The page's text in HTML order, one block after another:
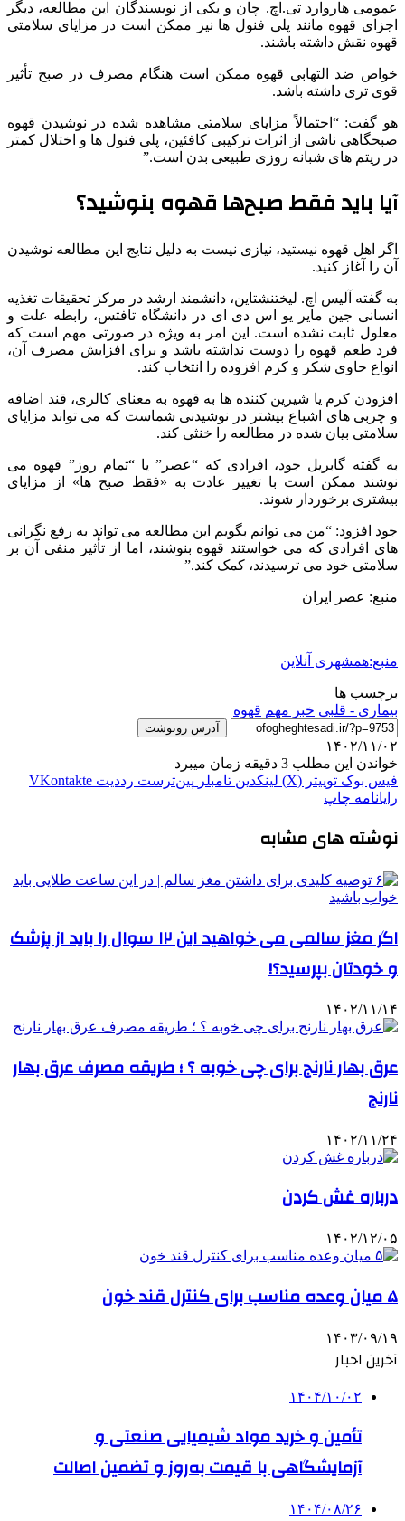
عمومی هاروارد تی.اچ. چان و یکی از نویسندگان این مطالعه، دیگر
اجزای قهوه مانند پلی فنول ها نیز ممکن است در مزایای سلامتی
قهوه نقش داشته باشند.
خواص ضد التهابی قهوه ممکن است هنگام مصرف در صبح تأثیر
قوی تری داشته باشد.
هو گفت: “احتمالاً مزایای سلامتی مشاهده شده در نوشیدن قهوه
صبحگاهی ناشی از اثرات ترکیبی کافئین، پلی فنول ها و اختلال کمتر
در ریتم های شبانه روزی طبیعی بدن است.”
آیا باید فقط صبح‌ها قهوه بنوشید؟
اگر اهل قهوه نیستید، نیازی نیست به دلیل نتایج این مطالعه نوشیدن
آن را آغاز کنید.
به گفته آلیس اچ. لیختنشتاین، دانشمند ارشد در مرکز تحقیقات تغذیه
انسانی جین مایر یو اس دی ای در دانشگاه تافتس، رابطه علت و
معلول ثابت نشده است. این امر به ویژه در صورتی مهم است که
فرد طعم قهوه را دوست نداشته باشد و برای افزایش مصرف آن،
انواع حاوی شکر و کرم افزوده را انتخاب کند.
افزودن کرم یا شیرین کننده ها به قهوه به معنای کالری، قند اضافه
و چربی های اشباع بیشتر در نوشیدنی شماست که می تواند مزایای
سلامتی بیان شده در مطالعه را خنثی کند.
به گفته گابریل جود، افرادی که “عصر” یا “تمام روز” قهوه می
نوشند ممکن است با تغییر عادت به «فقط صبح ها» از مزایای
بیشتری برخوردار شوند.
جود افزود: “من می توانم بگویم این مطالعه می تواند به رفع نگرانی
های افرادی که می خواستند قهوه بنوشند، اما از تأثیر منفی آن بر
سلامتی خود می ترسیدند، کمک کند.”
منبع: عصر ایران
منبع:همشهری آنلاین
برچسب ها
بیماری - قلبی خبر مهم قهوه
آدرس رونوشت
۱۴۰۲/۱۱/۰۲
خواندن این مطلب 3 دقیقه زمان میبرد
فیس بوک توییتر (X) لینکدین ‫تامبلر ‫پین‌ترست ‫رددیت ‫VKontakte
رایانامه چاپ
نوشته های مشابه
اگر مغز سالمی می خواهید این ۱۲ سوال را باید از پزشک
و خودتان بپرسید؟!
۱۴۰۲/۱۱/۱۴
عرق بهار نارنج برای چی خوبه ؟ ؛ طریقه مصرف عرق بهار
نارنج
۱۴۰۲/۱۱/۲۴
درباره غش کردن
۱۴۰۲/۱۲/۰۵
۵ میان وعده مناسب برای کنترل قند خون
۱۴۰۳/۰۹/۱۹
آخرین اخبار
۱۴۰۴/۱۰/۰۲
تأمین و خرید مواد شیمیایی صنعتی و
آزمایشگاهی با قیمت به‌روز و تضمین اصالت
۱۴۰۴/۰۸/۲۶